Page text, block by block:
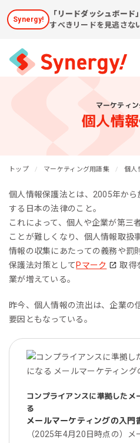
Synergy!
「リードダッシュボード」
すべきリードを見逃さな
マーケティ
個人情
トップ マーケティング用語集 個人
個人情報保護法とは、2005年か
する日本の法律のこと。
これによって、個人や企業が第三
ことが難しくなり、個人情報取扱
情報の収集にあたっての義務や罰
保護法対策として Pマーク
取得
業が増えている。
昨今、個人情報の流出は、企業の
要因ともなっている。
コンプライアンスに準拠したメ
る
メールマーケティングの入門
（2025年4月20日時点の）